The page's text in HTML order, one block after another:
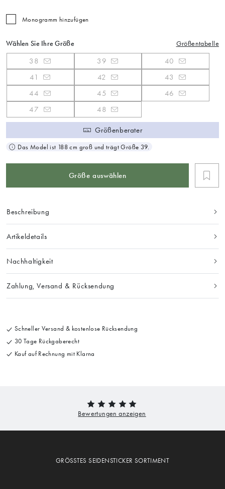
Monogramm hinzufügen
Wählen Sie Ihre Größe Größentabelle
38 39
40
41
42
43
44
45
46
47
48
Größenberater
Das Model ist 188 cm groß und trägt Größe 39.
Größe auswählen
Beschreibung
Artikeldetails
Nachhaltigkeit
Zahlung, Versand & Rücksendung
Schneller Versand & kostenlose Rücksendung
30 Tage Rückgaberecht
Kauf auf Rechnung mit Klarna
GRÖSSTES SEIDENSTICKER SORTIMENT